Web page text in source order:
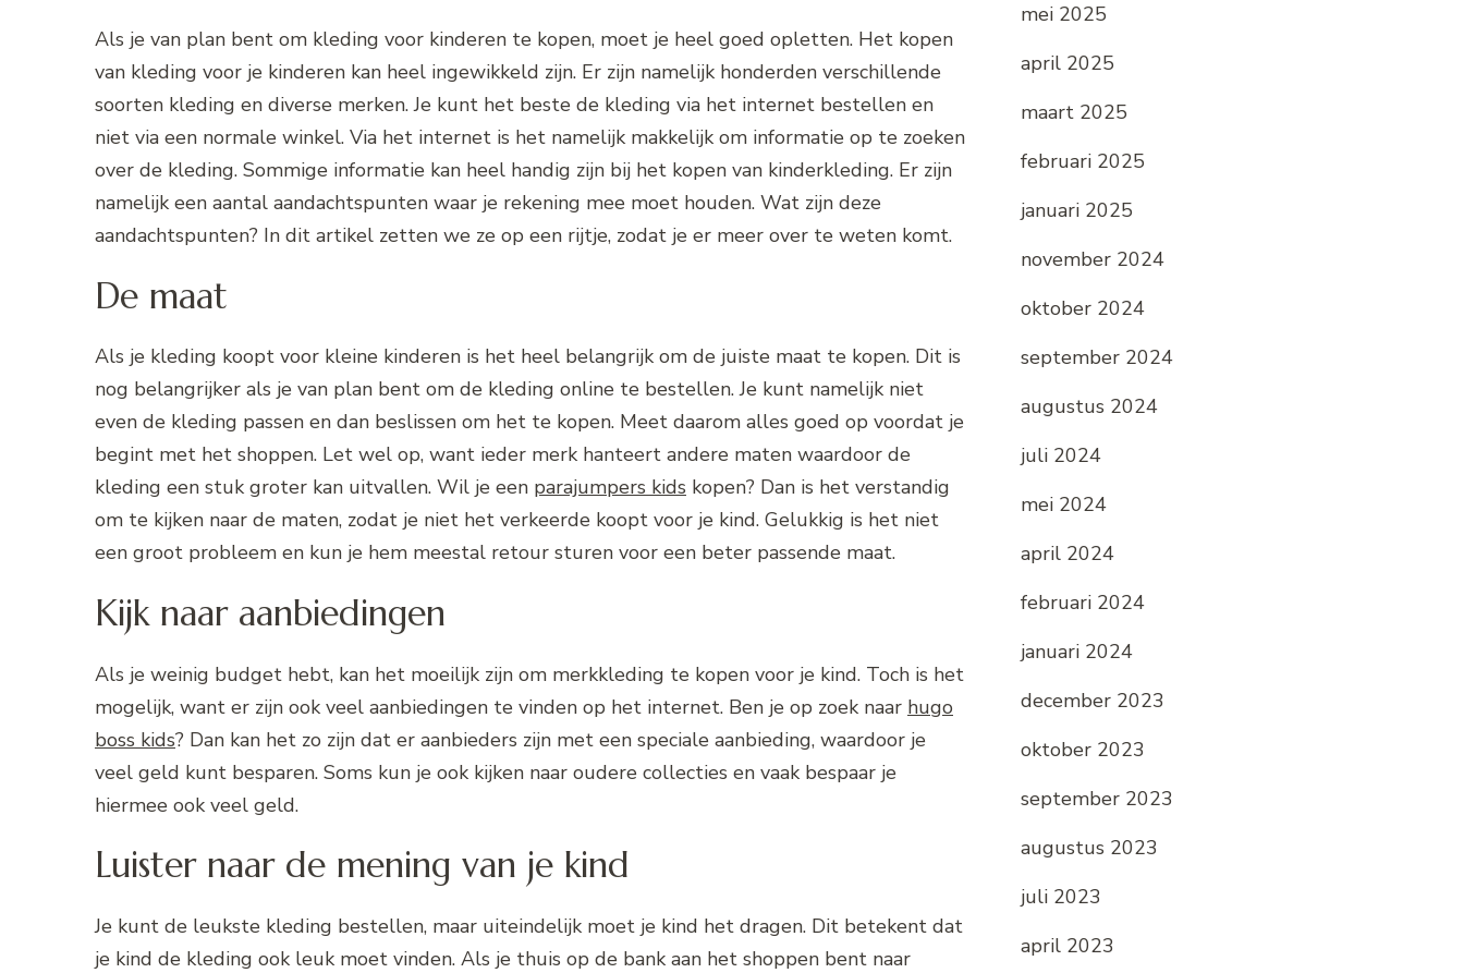
Als je van plan bent om kleding voor kinderen te kopen, moet je heel goed opletten. Het kopen
van kleding voor je kinderen kan heel ingewikkeld zijn. Er zijn namelijk honderden verschillende
soorten kleding en diverse merken. Je kunt het beste de kleding via het internet bestellen en
niet via een normale winkel. Via het internet is het namelijk makkelijk om informatie op te zoeken
over de kleding. Sommige informatie kan heel handig zijn bij het kopen van kinderkleding. Er zijn
namelijk een aantal aandachtspunten waar je rekening mee moet houden. Wat zijn deze
aandachtspunten? In dit artikel zetten we ze op een rijtje, zodat je er meer over te weten komt.
De maat
Als je kleding koopt voor kleine kinderen is het heel belangrijk om de juiste maat te kopen. Dit is
nog belangrijker als je van plan bent om de kleding online te bestellen. Je kunt namelijk niet
even de kleding passen en dan beslissen om het te kopen. Meet daarom alles goed op voordat je
begint met het shoppen. Let wel op, want ieder merk hanteert andere maten waardoor de
kleding een stuk groter kan uitvallen. Wil je een parajumpers kids kopen? Dan is het verstandig
om te kijken naar de maten, zodat je niet het verkeerde koopt voor je kind. Gelukkig is het niet
een groot probleem en kun je hem meestal retour sturen voor een beter passende maat.
Kijk naar aanbiedingen
Als je weinig budget hebt, kan het moeilijk zijn om merkkleding te kopen voor je kind. Toch is het
mogelijk, want er zijn ook veel aanbiedingen te vinden op het internet. Ben je op zoek naar hugo
boss kids? Dan kan het zo zijn dat er aanbieders zijn met een speciale aanbieding, waardoor je
veel geld kunt besparen. Soms kun je ook kijken naar oudere collecties en vaak bespaar je
hiermee ook veel geld.
Luister naar de mening van je kind
Je kunt de leukste kleding bestellen, maar uiteindelijk moet je kind het dragen. Dit betekent dat
je kind de kleding ook leuk moet vinden. Als je thuis op de bank aan het shoppen bent naar
mei 2025
april 2025
maart 2025
februari 2025
januari 2025
november 2024
oktober 2024
september 2024
augustus 2024
juli 2024
mei 2024
april 2024
februari 2024
januari 2024
december 2023
oktober 2023
september 2023
augustus 2023
juli 2023
april 2023